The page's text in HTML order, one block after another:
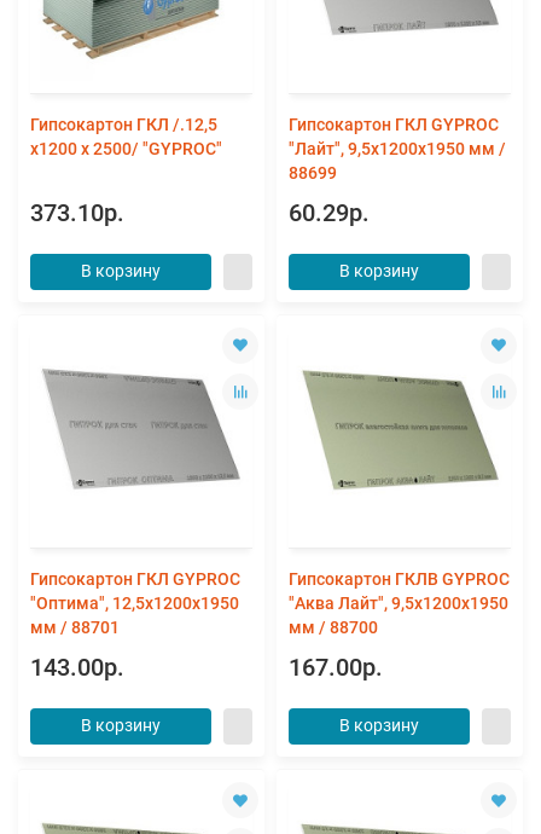
Гипсокартон ГКЛ /.12,5
х1200 х 2500/ "GYPROC"
373.10р.
В корзину
Гипсокартон ГКЛ GYPROC
"Лайт", 9,5х1200х1950 мм /
88699
60.29р.
В корзину
Гипсокартон ГКЛ GYPROC
"Оптима", 12,5х1200х1950
мм / 88701
143.00р.
В корзину
Гипсокартон ГКЛВ GYPROC
"Аква Лайт", 9,5х1200х1950
мм / 88700
167.00р.
В корзину